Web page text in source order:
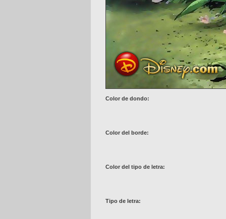
Color de dondo:
Color del borde:
Color del tipo de letra:
Tipo de letra: